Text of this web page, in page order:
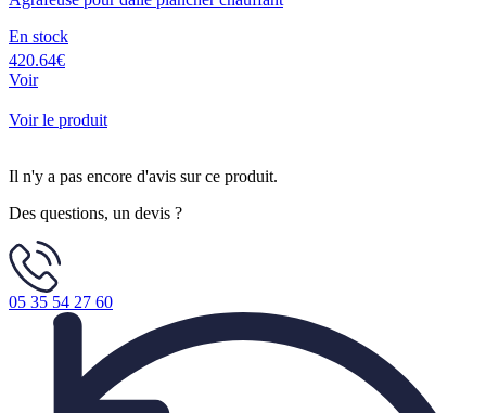
En stock
420.64€
Voir
Voir le produit
Il n'y a pas encore d'avis sur ce produit.
Des questions, un devis ?
05 35 54 27 60